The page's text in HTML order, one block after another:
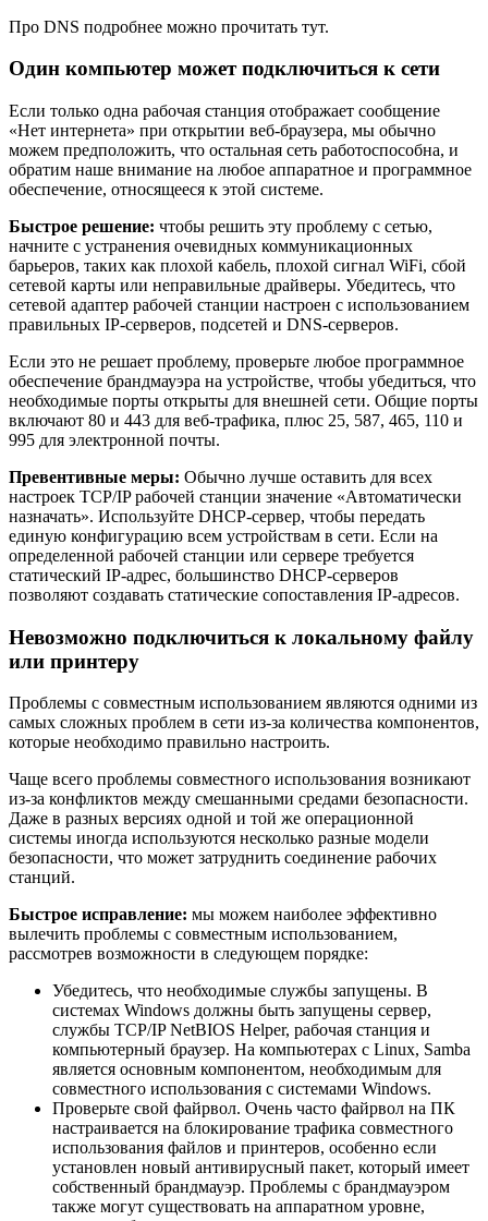
Про DNS подробнее можно прочитать тут.
Один компьютер может подключиться к сети
Если только одна рабочая станция отображает сообщение
«Нет интернета» при открытии веб-браузера, мы обычно
можем предположить, что остальная сеть работоспособна, и
обратим наше внимание на любое аппаратное и программное
обеспечение, относящееся к этой системе.
Быстрое решение: чтобы решить эту проблему с сетью,
начните с устранения очевидных коммуникационных
барьеров, таких как плохой кабель, плохой сигнал WiFi, сбой
сетевой карты или неправильные драйверы. Убедитесь, что
сетевой адаптер рабочей станции настроен с использованием
правильных IP-серверов, подсетей и DNS-серверов.
Если это не решает проблему, проверьте любое программное
обеспечение брандмауэра на устройстве, чтобы убедиться, что
необходимые порты открыты для внешней сети. Общие порты
включают 80 и 443 для веб-трафика, плюс 25, 587, 465, 110 и
995 для электронной почты.
Превентивные меры: Обычно лучше оставить для всех
настроек TCP/IP рабочей станции значение «Автоматически
назначать». Используйте DHCP-сервер, чтобы передать
единую конфигурацию всем устройствам в сети. Если на
определенной рабочей станции или сервере требуется
статический IP-адрес, большинство DHCP-серверов
позволяют создавать статические сопоставления IP-адресов.
Невозможно подключиться к локальному файлу
или принтеру
Проблемы с совместным использованием являются одними из
самых сложных проблем в сети из-за количества компонентов,
которые необходимо правильно настроить.
Чаще всего проблемы совместного использования возникают
из-за конфликтов между смешанными средами безопасности.
Даже в разных версиях одной и той же операционной
системы иногда используются несколько разные модели
безопасности, что может затруднить соединение рабочих
станций.
Быстрое исправление: мы можем наиболее эффективно
вылечить проблемы с совместным использованием,
рассмотрев возможности в следующем порядке:
Убедитесь, что необходимые службы запущены. В
системах Windows должны быть запущены сервер,
службы TCP/IP NetBIOS Helper, рабочая станция и
компьютерный браузер. На компьютерах с Linux, Samba
является основным компонентом, необходимым для
совместного использования с системами Windows.
Проверьте свой файрвол. Очень часто файрвол на ПК
настраивается на блокирование трафика совместного
использования файлов и принтеров, особенно если
установлен новый антивирусный пакет, который имеет
собственный брандмауэр. Проблемы с брандмауэром
также могут существовать на аппаратном уровне,